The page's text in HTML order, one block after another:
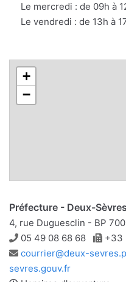
Le mercredi : de 09h à
Le vendredi : de 13h à
+
−
Préfecture - Deux-Sèvres
4, rue Duguesclin - BP
Téléphone
05 49 08 68 68
+33
Adresse
e-
courrier@deux-
sevres.gouv.fr